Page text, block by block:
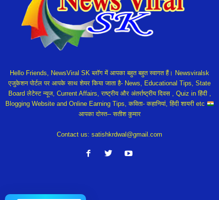
Hello Friends, NewsViral SK ब्लॉग में आपका बहुत बहुत स्वागत हैं। Newsviralsk
एजुकेशन पोर्टल पर आपके साथ शेयर किया जाता है- News, Educational Tips, State
Board लेटेस्ट न्यूज, Current Affairs, राष्ट्रीय और अंतर्राष्ट्रीय दिवस , Quiz in हिंदी ,
Blogging Website and Online Earning Tips, कविता- कहानियां, हिंदी शायरी etc
आपका दोस्त-- सतीश कुमार
Contact us: satishkrdwal@gmail.com